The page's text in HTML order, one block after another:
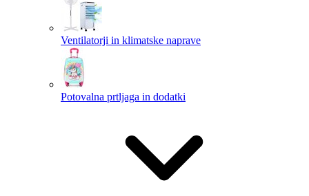
Ventilatorji in klimatske naprave
Potovalna prtljaga in dodatki